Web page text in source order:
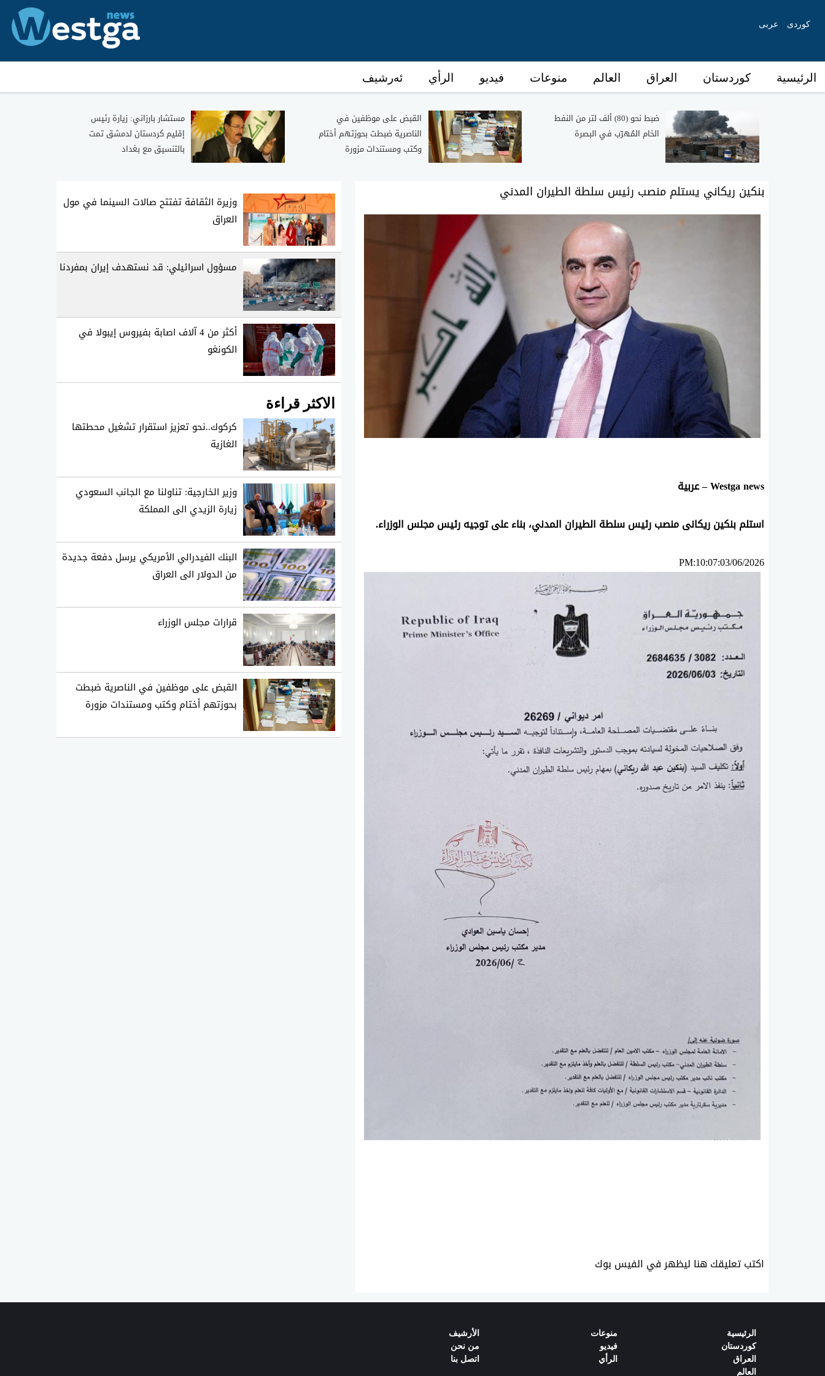
کوردی عربی
الرئیسیة كوردستان العراق العالم منوعات فيديو الرأي ئەرشیف
ضبط نحو (80) ألف لتر من النفط
الخام المُهرّب في البصرة
القبض على موظفين في
الناصرية ضبطت بحوزتهم أختام
وكتب ومستندات مزورة
مستشار بارزاني: زيارة رئيس
إقليم كردستان لدمشق تمت
بالتنسيق مع بغداد
بنكين ريكاني يستلم منصب رئيس سلطة الطيران المدني
Westga news – عربية
استلم بنكين ريكانى منصب رئيس سلطة الطيران المدني، بناء على توجيه رئيس مجلس الوزراء.
PM:10:07:03/06/2026
اكتب تعليقك هنا ليظهر في الفيس بوك
وزيرة الثقافة تفتتح صالات السينما في مول
العراق
مسؤول اسرائيلي: قد نستهدف إيران بمفردنا
أكثر من 4 آلاف اصابة بفيروس إيبولا في
الكونغو
الاكثر قراءة
كركوك..نحو تعزيز استقرار تشغيل محطتها
الغازية
وزير الخارجية: تناولنا مع الجانب السعودي
زيارة الزيدي الى المملكة
البنك الفيدرالي الأمريكي يرسل دفعة جديدة
من الدولار الى العراق
قرارات مجلس الوزراء
القبض على موظفين في الناصرية ضبطت
بحوزتهم أختام وكتب ومستندات مزورة
الرئیسیة
كوردستان
العراق
العالم
منوعات
فيديو
الرأي
الأرشيف
من نحن‌
اتصل بنا‌